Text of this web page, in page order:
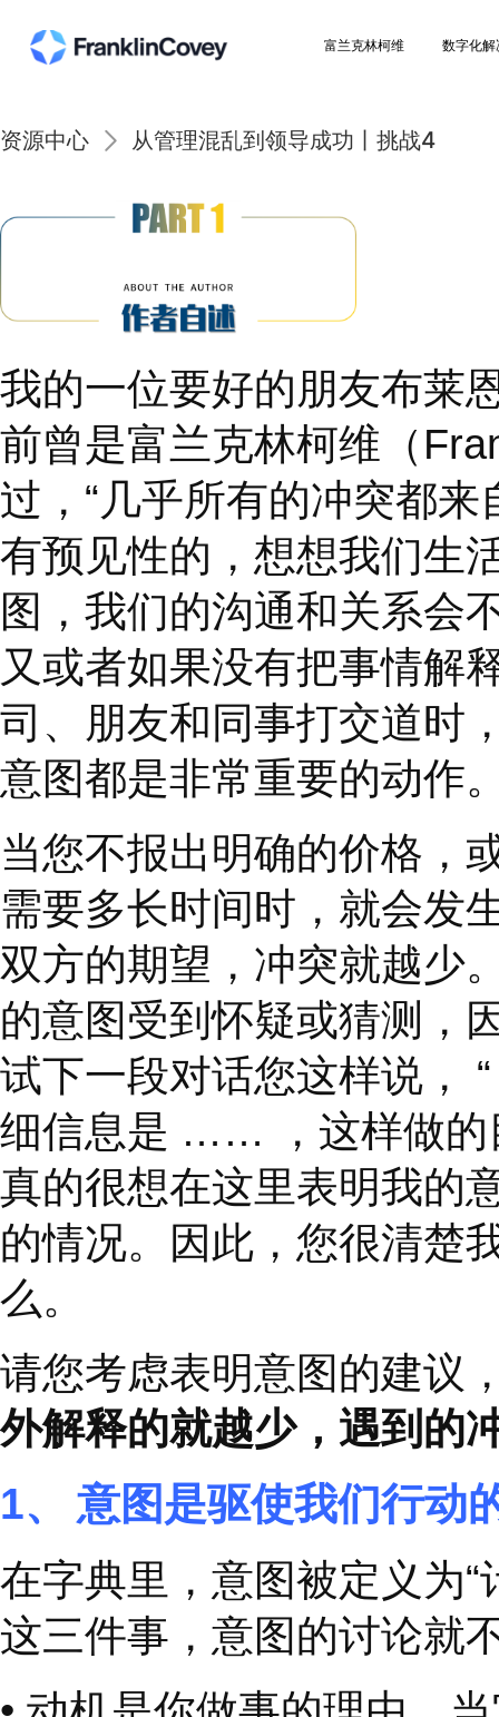
富兰克林柯维
我的一位要好的朋友
前曾是富兰克林柯维（
过，“几乎所有的冲突
有预见性的，想想我
图，我们的沟通和关
又或者如果没有把事
司、朋友和同事打交
意图都是非常重要的
当您不报出明确的价
需要多长时间时，就
双方的期望，冲突就
的意图受到怀疑或猜
试下一段对话您这样
细信息是
真的很想在这里表明
的情况。因此，您很
么。
请您考虑表明意图的
外解释的就越少，遇